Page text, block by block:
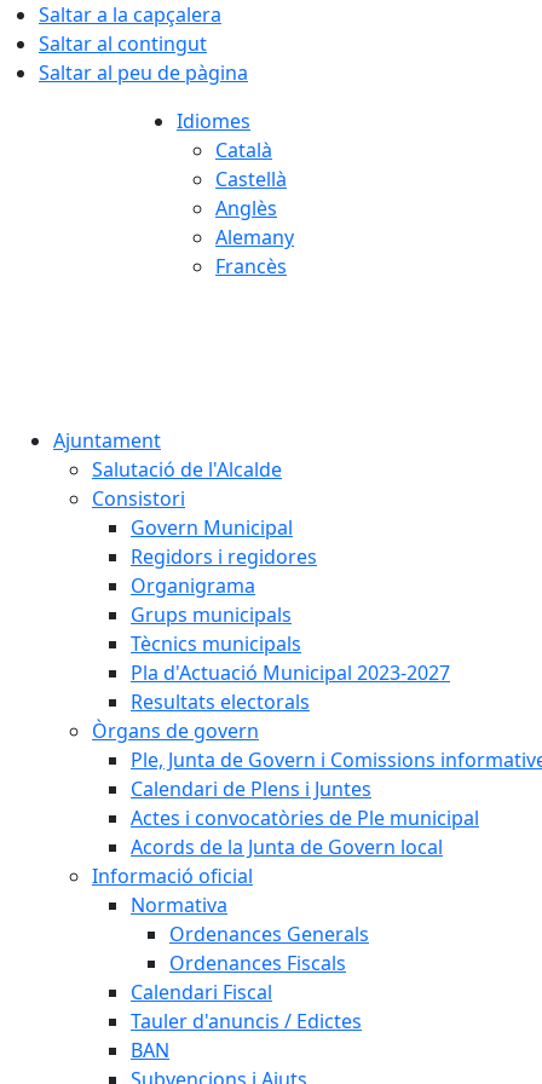
Saltar a la capçalera
Saltar al contingut
Saltar al peu de pàgina
Idiomes
Català
Castellà
Anglès
Alemany
Francès
Ajuntament
Salutació de l'Alcalde
Consistori
Govern Municipal
Regidors i regidores
Organigrama
Grups municipals
Tècnics municipals
Pla d'Actuació Municipal 2023-2027
Resultats electorals
Òrgans de govern
Ple, Junta de Govern i Comissions
Calendari de Plens i Juntes
Actes i convocatòries de Ple municipal
Acords de la Junta de Govern local
Informació oficial
Normativa
Ordenances Generals
Ordenances Fiscals
Calendari Fiscal
Tauler d'anuncis / Edictes
BAN